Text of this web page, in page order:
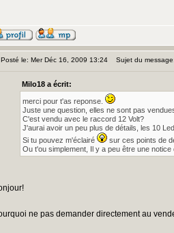
Posté le: Mer Déc 16, 2009 13:24 Sujet du
Milo18 a écrit:
merci pour t'as reponse.
Juste une question, elles ne sont pas
C'est vendu avec le raccord 12 Volt?
J'aurai avoir un peu plus de détails, les 10
Si tu pouvez m'éclairé
sur ces points de
Ou t'ou simplement, Il y a peu être une
ne pas demander directement au